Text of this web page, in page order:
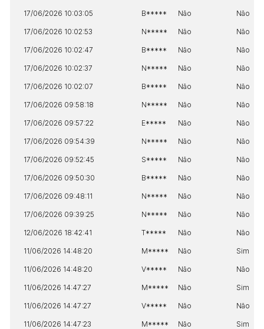
17/06/2026 10:03:05 B***** Não Não
17/06/2026 10:02:53 N***** Não Não
17/06/2026 10:02:47 B***** Não Não
17/06/2026 10:02:37 N***** Não Não
17/06/2026 10:02:07 B***** Não Não
17/06/2026 09:58:18 N***** Não Não
17/06/2026 09:57:22 E***** Não Não
17/06/2026 09:54:39 N***** Não Não
17/06/2026 09:52:45 S***** Não Não
17/06/2026 09:50:30 B***** Não Não
17/06/2026 09:48:11 N***** Não Não
17/06/2026 09:39:25 N***** Não Não
12/06/2026 18:42:41 T***** Não Não
11/06/2026 14:48:20 M***** Não Sim
11/06/2026 14:48:20 V***** Não Não
11/06/2026 14:47:27 M***** Não Sim
11/06/2026 14:47:27 V***** Não Não
11/06/2026 14:47:23 M***** Não Sim
Envie sua Proposta
Data
14/04/2025 18:43:11 TIAGOFELIPE
14/04/2025 18:43:11 TIAGOFELIPE
14/04/2025 18:43:11 TIAGOFELIPE
Habilite-se para efetuar lances ou